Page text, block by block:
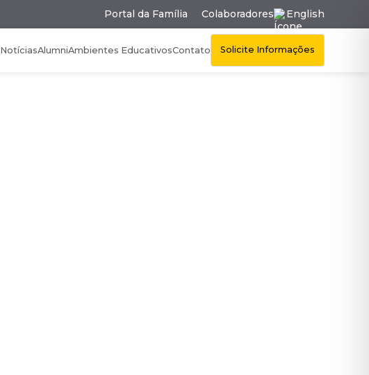
Portal da Família Colaboradores English
NotíciasAlumniAmbientes EducativosContato Solicite Informações